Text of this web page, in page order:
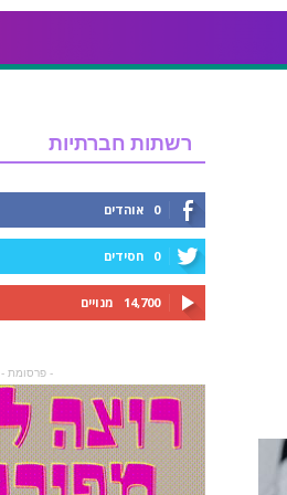
רשתות חברתיות
0 אוהדים
0 חסידים
14,700 מנויים
- פרסומת -